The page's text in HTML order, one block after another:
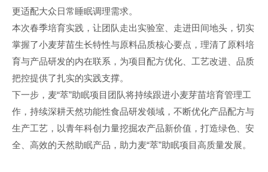
更适配大众日常睡眠调理需求。
本次春季培育实践，让团队走出实验室、走进田间地头，切实
掌握了小麦芽苗生长特性与原料品质核心要点，理清了原料培
育与产品研发的内在联系，为项目配方优化、工艺改进、品质
把控提供了扎实的实践支撑。
下一步，麦“萃”助眠项目团队将持续跟进小麦芽苗培育管理工
作，持续深耕天然功能性食品研发领域，不断优化产品配方与
生产工艺，以青年科创力量挖掘农产品新价值，打造绿色、安
全、高效的天然助眠产品，助力麦“萃”助眠项目高质量发展。